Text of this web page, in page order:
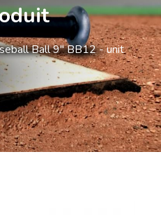
Ball 9'' BB12 - unit